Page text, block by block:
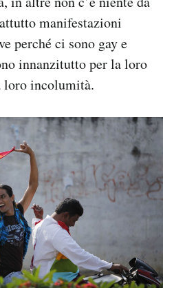
manifestazioni
perché ci sono gay e
innanzitutto per la loro
loro incolumità.